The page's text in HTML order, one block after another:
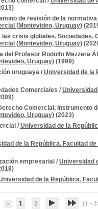
de revisión de la
(Montevideo, Uruguay)
crisis globales. Sociedades.
(Montevideo, Uruguay)
del Profesor Rodolfo Mezzera
Uruguay)(1999)
uruguaya/ Universidad de la
Comerciales /
Comercial, instrumento
Uruguay)(2023)
/ Universidad de la
de la República. Facultad
empresarial / Universidad
de la República.
1 2 (1 -